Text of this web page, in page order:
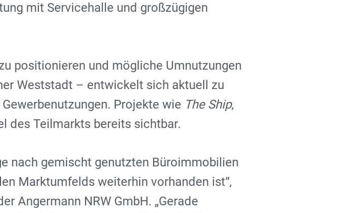
mit Servicehalle und großzügigen
positionieren und mögliche Umnutzungen
Weststadt – entwickelt sich aktuell zu
Projekte wie The Ship,
des Teilmarkts bereits sichtbar.
nach gemischt genutzten Büroimmobilien
Marktumfelds weiterhin vorhanden ist“,
Angermann NRW GmbH. „Gerade